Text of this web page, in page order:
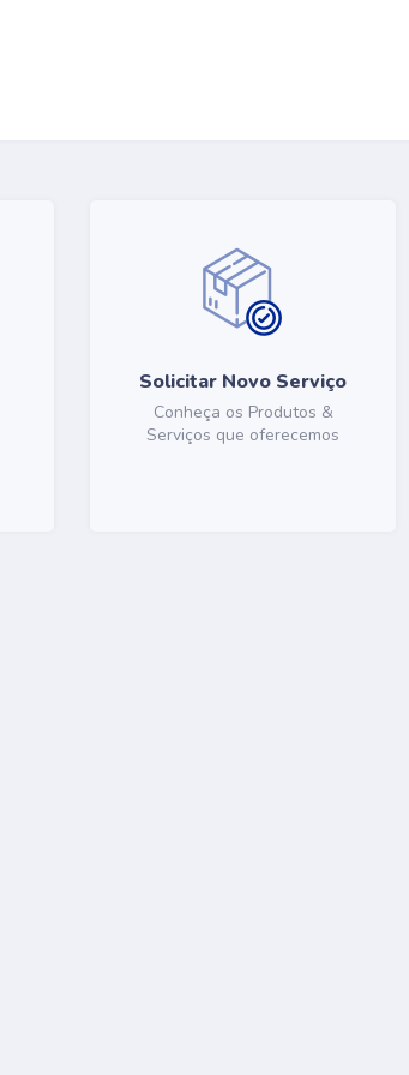
Solicitar Novo Serviço
Conheça os Produtos &
Serviços que oferecemos